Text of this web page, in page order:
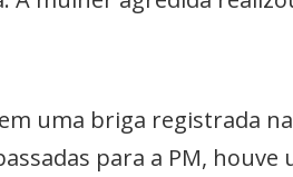
uma briga registrada
para a PM,